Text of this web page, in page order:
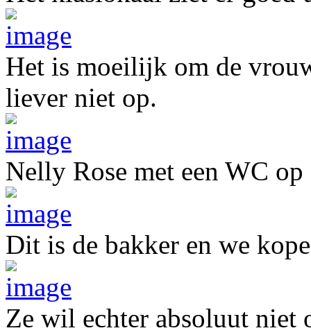
Het is moeilijk om de
liever niet op.
Nelly Rose met een WC
Dit is de bakker en we
Ze wil echter absoluut niet